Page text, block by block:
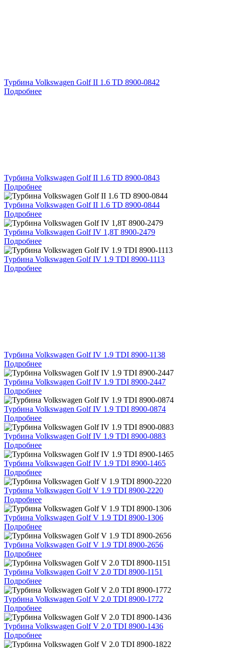
Турбина Volkswagen Golf II 1.6 TD 8900-0842
Подробнее
Турбина Volkswagen Golf II 1.6 TD 8900-0843
Подробнее
Турбина Volkswagen Golf II 1.6 TD 8900-0844
Подробнее
Турбина Volkswagen Golf IV 1,8T 8900-2479
Подробнее
Турбина Volkswagen Golf IV 1.9 TDI 8900-1113
Подробнее
Турбина Volkswagen Golf IV 1.9 TDI 8900-1138
Подробнее
Турбина Volkswagen Golf IV 1.9 TDI 8900-2447
Подробнее
Турбина Volkswagen Golf IV 1.9 TDI 8900-0874
Подробнее
Турбина Volkswagen Golf IV 1.9 TDI 8900-0883
Подробнее
Турбина Volkswagen Golf IV 1.9 TDI 8900-1465
Подробнее
Турбина Volkswagen Golf V 1.9 TDI 8900-2220
Подробнее
Турбина Volkswagen Golf V 1.9 TDI 8900-1306
Подробнее
Турбина Volkswagen Golf V 1.9 TDI 8900-2656
Подробнее
Турбина Volkswagen Golf V 2.0 TDI 8900-1151
Подробнее
Турбина Volkswagen Golf V 2.0 TDI 8900-1772
Подробнее
Турбина Volkswagen Golf V 2.0 TDI 8900-1436
Подробнее